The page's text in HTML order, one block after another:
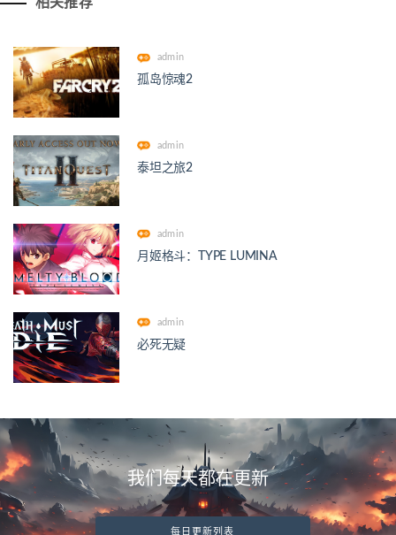
admin
孤岛惊魂2
admin
泰坦之旅2
admin
月姬格斗：TYPE LUMINA
admin
必死无疑
我们每天都在更新
每日更新列表